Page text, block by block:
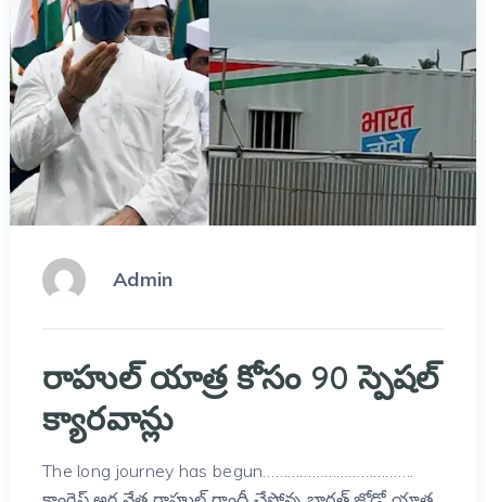
Admin
రాహుల్ యాత్ర కోసం 90 స్పెషల్
క్యారవాన్లు
The long journey has begun……………………………….